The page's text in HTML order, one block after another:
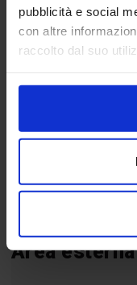
pubblicità e social
con altre
raccolto dal suo
Area